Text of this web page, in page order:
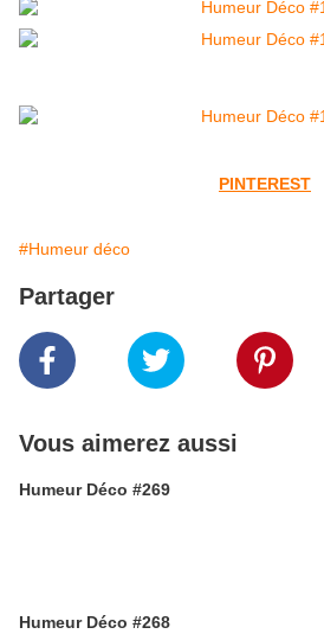
PINTEREST
#Humeur déco
Partager
Vous aimerez aussi
Humeur Déco #269
Humeur Déco #268